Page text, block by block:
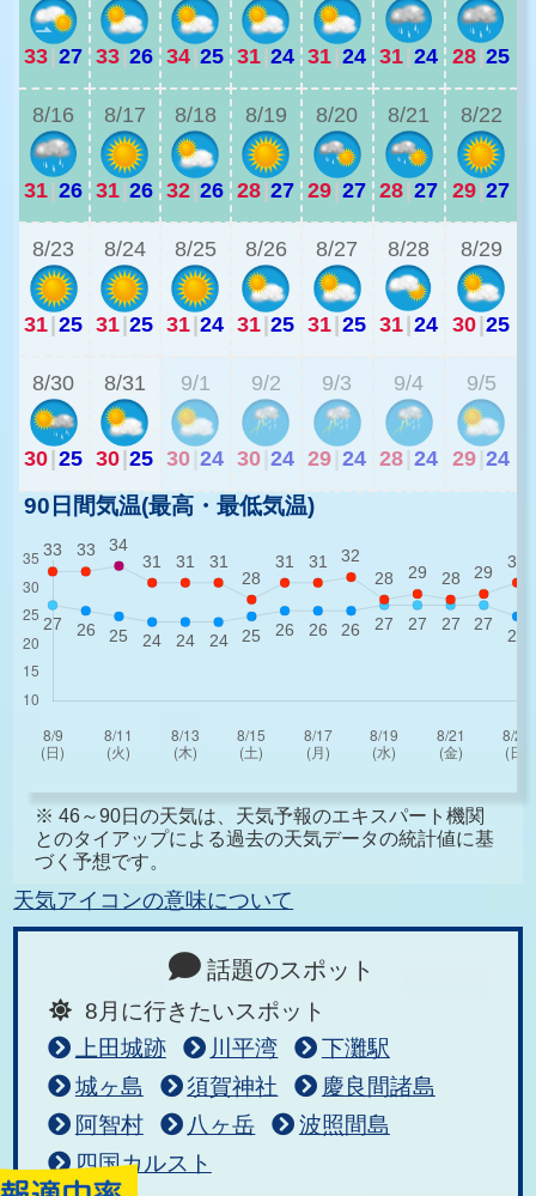
33|27 33|26 34|25 31|24 31|24 31|24 28|25
8/16
31|26
8/17
31|26
8/18
32|26
8/19
28|27
8/20
29|27
8/21
28|27
8/22
29|27
8/23
31|25
8/24
31|25
8/25
31|24
8/26
31|25
8/27
31|25
8/28
31|24
8/29
30|25
8/30
30|25
8/31
30|25
9/1
30 24
9/2
30 24
9/3
29 24
9/4
28 24
9/5
29 24
90日間気温(最高・最低気温)
※ 46～90日の天気は、天気予報のエキスパート機関
とのタイアップによる過去の天気データの統計値に基
づく予想です。
天気アイコンの意味について
話題のスポット
8月に行きたいスポット
上田城跡
川平湾
下灘駅
城ヶ島
須賀神社
慶良間諸島
阿智村
八ヶ岳
波照間島
四国カルスト